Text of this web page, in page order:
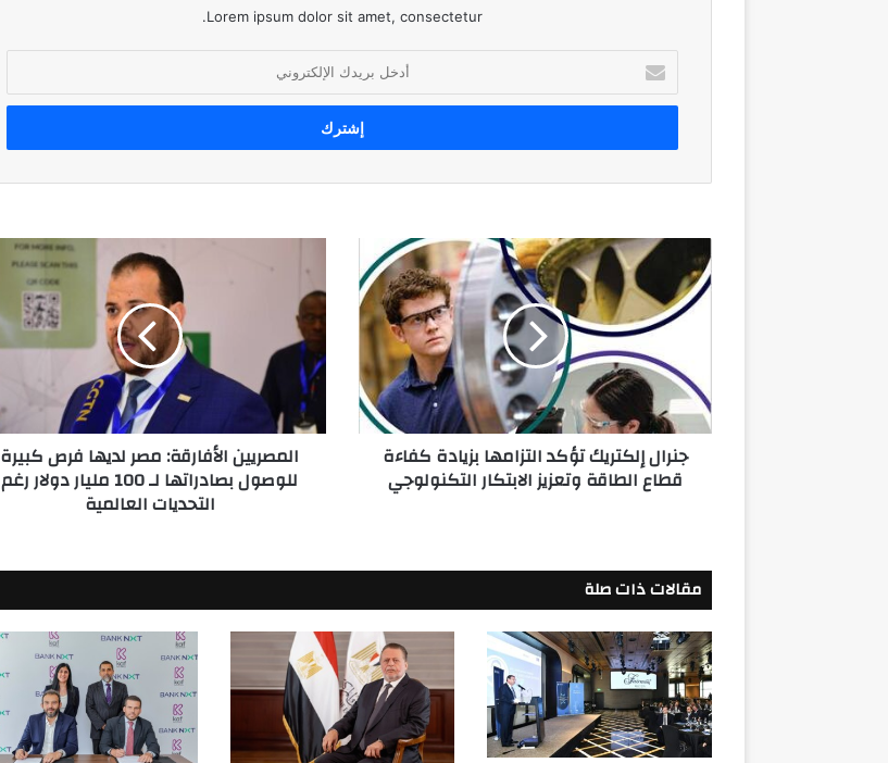
Lorem ipsum dolor sit amet, consectetur.
بريدك
الإلكتروني
إلكتريك
تؤكد
التزامها
قطاع
الطاقة
وتعزيز
الابتكار
التكنولوجي
جنرال إلكتريك تؤكد التزامها بزيادة كفاءة
قطاع الطاقة وتعزيز الابتكار التكنولوجي
الأفارقة:
مصر
لديها
فرص
كبيرة
للوصول
بصادراتها
لـ
العالمية
المصريين الأفارقة: مصر لديها فرص كبيرة
للوصول بصادراتها لـ 100 مليار دولار رغم
التحديات العالمية
مقالات ذات صلة